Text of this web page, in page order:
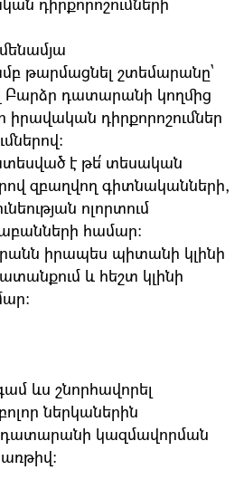
թարմացնել շտեմարանը`
Բարձր դատարանի կողմից
իրավական դիրքորոշումներ
է թե՛ տեսական
զբաղվող գիտնականների,
ոլորտում
համար:
իրապես պիտանի կլինի
և հեշտ կլինի
ևս շնորհավորել
ներկաներին
կազմավորման